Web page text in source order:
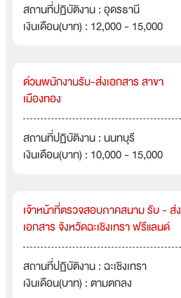
สถานที่ปฏิบัติงาน : อุดรธานี
เงินเดือน(บาท) : 12,000 - 15,000
ด่วนพนักงานรับ-ส่งเอกสาร สาขา
เมืองทอง
สถานที่ปฏิบัติงาน : นนทบุรี
เงินเดือน(บาท) : 10,000 - 15,000
เจ้าหน้าที่ตรวจสอบภาคสนาม รับ - ส่ง
เอกสาร จังหวัดฉะเชิงเทรา ฟรีแลนด์
สถานที่ปฏิบัติงาน : ฉะเชิงเทรา
เงินเดือน(บาท) : ตามตกลง